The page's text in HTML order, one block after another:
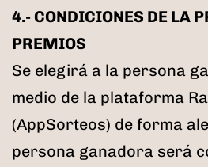
4.- CONDICIONES DE LA
PREMIOS
Se elegirá a la persona
medio de la plataforma
(AppSorteos) de forma
persona ganadora será